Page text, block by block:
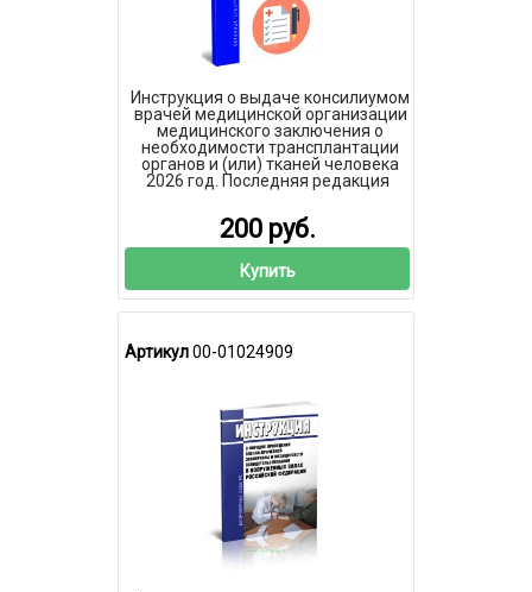
Инструкция о выдаче консилиумом
врачей медицинской организации
медицинского заключения о
необходимости трансплантации
органов и (или) тканей человека
2026 год. Последняя редакция
200 руб.
Купить
Артикул00-01024909